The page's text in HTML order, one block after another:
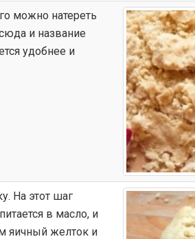
можно натереть
и название
удобнее и
На этот шаг
в масло, и
яичный желток и